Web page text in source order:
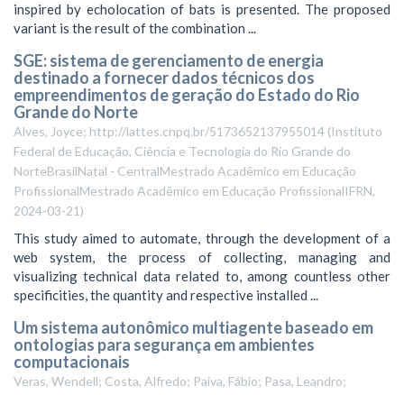
inspired by echolocation of bats is presented. The proposed
variant is the result of the combination ...
SGE: sistema de gerenciamento de energia
destinado a fornecer dados técnicos dos
empreendimentos de geração do Estado do Rio
Grande do Norte
Alves, Joyce; http://lattes.cnpq.br/5173652137955014 (Instituto
Federal de Educação, Ciência e Tecnologia do Rio Grande do
NorteBrasilNatal - CentralMestrado Acadêmico em Educação
ProfissionalMestrado Acadêmico em Educação ProfissionalIFRN,
2024-03-21)
This study aimed to automate, through the development of a
web system, the process of collecting, managing and
visualizing technical data related to, among countless other
specificities, the quantity and respective installed ...
Um sistema autonômico multiagente baseado em
ontologias para segurança em ambientes
computacionais
Veras, Wendell; Costa, Alfredo; Paiva, Fábio; Pasa, Leandro;